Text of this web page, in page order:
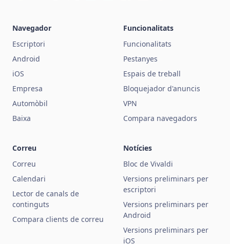
Navegador
Escriptori
Android
iOS
Empresa
Automòbil
Baixa
Funcionalitats
Funcionalitats
Pestanyes
Espais de treball
Bloquejador d'anuncis
VPN
Compara navegadors
Correu
Correu
Calendari
Lector de canals de
continguts
Compara clients de correu
Notícies
Bloc de Vivaldi
Versions preliminars per
escriptori
Versions preliminars per
Android
Versions preliminars per
iOS